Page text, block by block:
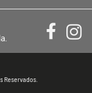
Reservados.